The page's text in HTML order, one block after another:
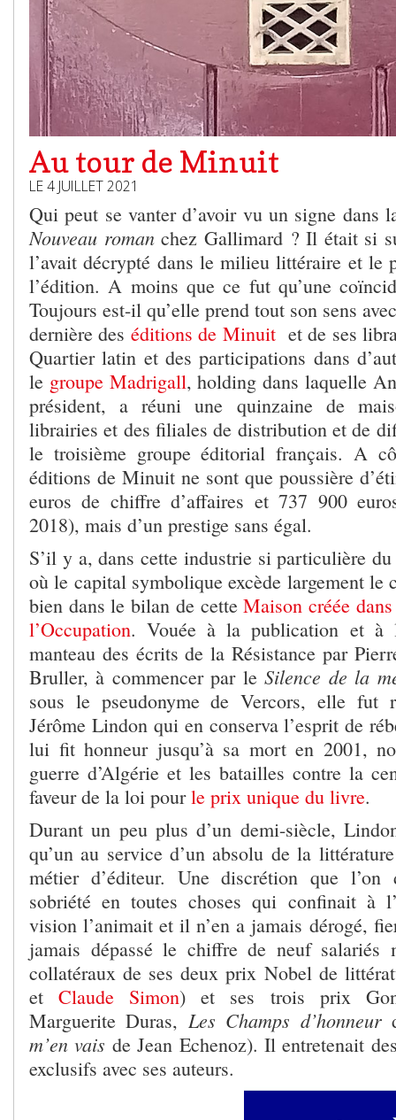
Au tour de Minuit
LE 4 JUILLET 2021
Qui peut se vanter d’avoir vu un signe dans
Nouveau romanchez Gallimard ? Il était si
l’avait décrypté dans le milieu littéraire et le
l’édition. A moins que ce fut qu’une
Toujours est-il qu’elle prend tout son sens
dernière des éditions de Minuitet de ses
Quartier latin et des participations dans
le groupe Madrigall, holding dans laquelle
président, a réuni une quinzaine de
librairies et des filiales de distribution et de
le troisième groupe éditorial français. A
éditions de Minuit ne sont que poussière
euros de chiffre d’affaires et 737 900
2018), mais d’un prestige sans égal.
S’il y a, dans cette industrie si particulière
où le capital symbolique excède largement le
bien dans le bilan de cetteMaison créée
l’Occupation. Vouée à la publication et à
manteau des écrits de la Résistance par
Bruller, à commencer par leSilence de la
sous le pseudonyme de Vercors, elle fut
Jérôme Lindon qui en conserva l’esprit de
lui fit honneur jusqu’à sa mort en 2001,
guerre d’Algérie et les batailles contre la
faveur de la loi pourle prix unique du livre.
Durant un peu plus d’un demi-siècle,
qu’un au service d’un absolu de la
métier d’éditeur. Une discrétion que l’on
sobriété en toutes choses qui confinait à
vision l’animait et il n’en a jamais dérogé,
jamais dépassé le chiffre de neuf salariés
collatéraux de ses deux prix Nobel de
etClaude Simon) et ses trois prix
Marguerite Duras, Les Champs d’honneur
m’en vais de Jean Echenoz). Il entretenait
exclusifs avec ses auteurs.